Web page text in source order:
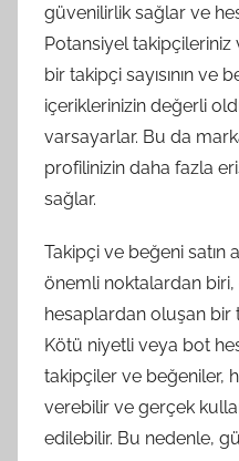
güvenilirlik sağlar ve
Potansiyel
bir takipçi sayısının ve
içeriklerinizin değerli
varsayarlar. Bu da
profilinizin daha fazla
sağlar.
Takipçi ve beğeni satın
önemli noktalardan
hesaplardan oluşan bir
Kötü niyetli veya bot
takipçiler ve beğeniler,
verebilir ve gerçek
edilebilir. Bu nedenle,